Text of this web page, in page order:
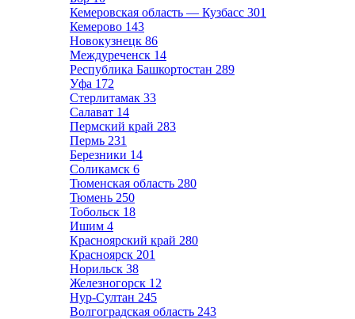
Кемеровская область — Кузбасс 301
Кемерово 143
Новокузнецк 86
Междуреченск 14
Республика Башкортостан 289
Уфа 172
Стерлитамак 33
Салават 14
Пермский край 283
Пермь 231
Березники 14
Соликамск 6
Тюменская область 280
Тюмень 250
Тобольск 18
Ишим 4
Красноярский край 280
Красноярск 201
Норильск 38
Железногорск 12
Нур-Султан 245
Волгоградская область 243